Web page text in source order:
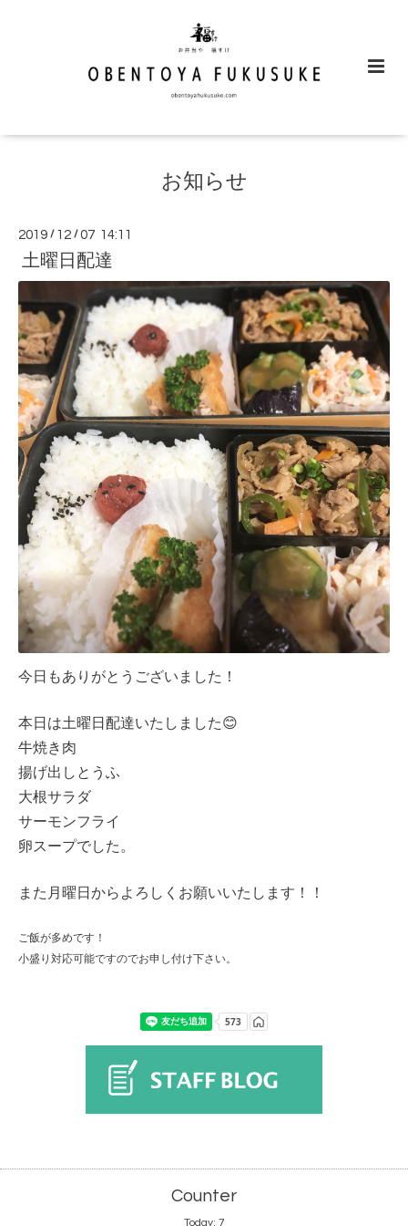
お知らせ
2019 / 12 /07 14:11
土曜日配達
今日もありがとうございました！
本日は土曜日配達いたしました😊
牛焼き肉
揚げ出しとうふ
大根サラダ
サーモンフライ
卵スープでした。
また月曜日からよろしくお願いいたします！！
ご飯が多めです！
小盛り対応可能ですのでお申し付け下さい。
Counter
Today: 7